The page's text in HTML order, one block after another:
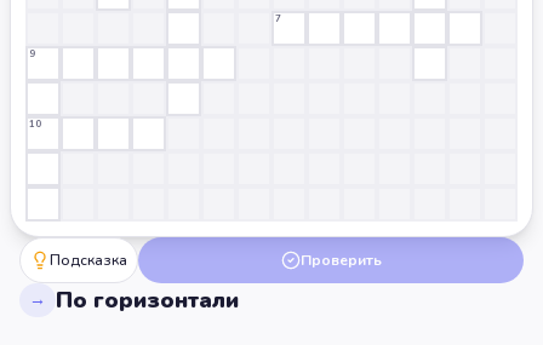
7
9
10
Подсказка Проверить
→ По горизонтали